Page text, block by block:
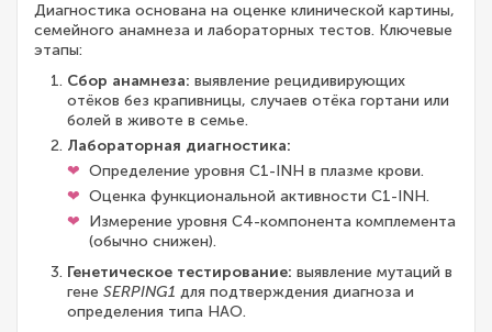
Диагностика основана на оценке клинической картины,
семейного анамнеза и лабораторных тестов. Ключевые
этапы:
Сбор анамнеза: выявление рецидивирующих
отёков без крапивницы, случаев отёка гортани или
болей в животе в семье.
Лабораторная диагностика:
Определение уровня C1-INH в плазме крови.
Оценка функциональной активности C1-INH.
Измерение уровня C4-компонента комплемента
(обычно снижен).
Генетическое тестирование: выявление мутаций в
гене SERPING1 для подтверждения диагноза и
определения типа НАО.